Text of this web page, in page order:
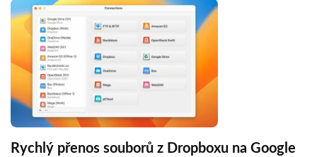
Rychlý přenos souborů z Dropboxu na Google